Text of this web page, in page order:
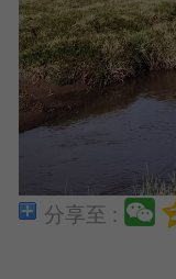
分享至 :